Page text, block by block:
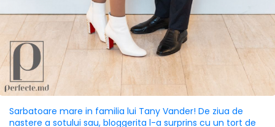
Sarbatoare mare in familia lui Tany Vander! De ziua de
nastere a sotului sau, bloggerita l-a surprins cu un tort de